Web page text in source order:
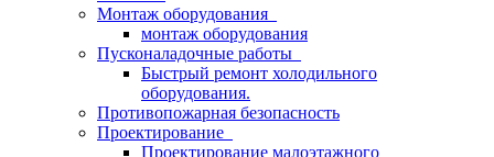
Монтаж оборудования
монтаж оборудования
Пусконаладочные работы
Быстрый ремонт холодильного
оборудования.
Противопожарная безопасность
Проектирование
Проектирование малоэтажного